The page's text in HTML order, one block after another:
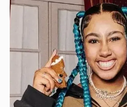
13-летняя дочь Ким
Уэста выпустила песню
после отмены её первого
8